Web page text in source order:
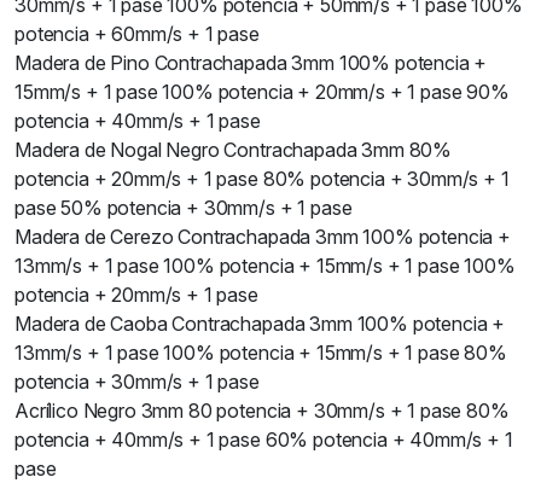
30mm/s + 1 pase 100% potencia + 50mm/s + 1 pase 100%
potencia + 60mm/s + 1 pase
Madera de Pino Contrachapada 3mm 100% potencia +
15mm/s + 1 pase 100% potencia + 20mm/s + 1 pase 90%
potencia + 40mm/s + 1 pase
Madera de Nogal Negro Contrachapada 3mm 80%
potencia + 20mm/s + 1 pase 80% potencia + 30mm/s + 1
pase 50% potencia + 30mm/s + 1 pase
Madera de Cerezo Contrachapada 3mm 100% potencia +
13mm/s + 1 pase 100% potencia + 15mm/s + 1 pase 100%
potencia + 20mm/s + 1 pase
Madera de Caoba Contrachapada 3mm 100% potencia +
13mm/s + 1 pase 100% potencia + 15mm/s + 1 pase 80%
potencia + 30mm/s + 1 pase
Acrílico Negro 3mm 80 potencia + 30mm/s + 1 pase 80%
potencia + 40mm/s + 1 pase 60% potencia + 40mm/s + 1
pase